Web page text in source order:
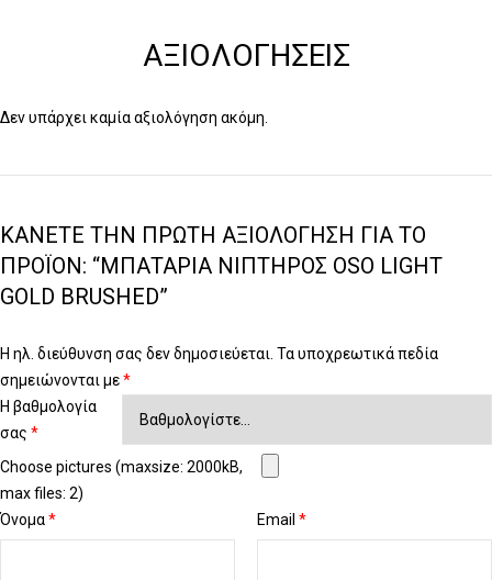
ΑΞΙΟΛΟΓΉΣΕΙΣ
Δεν υπάρχει καμία αξιολόγηση ακόμη.
ΚΆΝΕΤΕ ΤΗΝ ΠΡΏΤΗ ΑΞΙΟΛΌΓΗΣΗ ΓΙΑ ΤΟ
ΠΡΟΪΌΝ: “ΜΠΑΤΑΡΊΑ ΝΙΠΤΉΡΟΣ OSO LIGHT
GOLD BRUSHED”
Η ηλ. διεύθυνση σας δεν δημοσιεύεται. Τα υποχρεωτικά πεδία
σημειώνονται με*
Η βαθμολογία
σας *
Choose pictures (maxsize: 2000kB,
max files: 2)
Όνομα* Email *